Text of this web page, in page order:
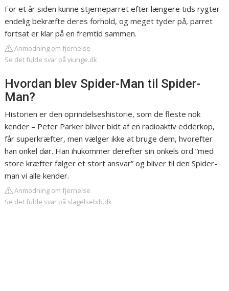
For et år siden kunne stjerneparret efter længere tids rygter
endelig bekræfte deres forhold, og meget tyder på, parret
fortsat er klar på en fremtid sammen.
Anmodning om fjernelse
Se det fulde svar på viunge.dk
Hvordan blev Spider-Man til Spider-
Man?
Historien er den oprindelseshistorie, som de fleste nok
kender – Peter Parker bliver bidt af en radioaktiv edderkop,
får superkræfter, men vælger ikke at bruge dem, hvorefter
han onkel dør. Han ihukommer derefter sin onkels ord ”med
store kræfter følger et stort ansvar” og bliver til den Spider-
man vi alle kender.
Anmodning om fjernelse
Se det fulde svar på slagelsebib.dk